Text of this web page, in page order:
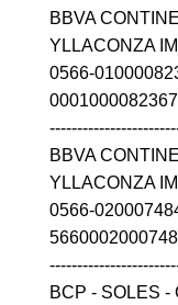
BBVA
YLLACONZA
0566-
BBVA
YLLACONZA
0566-
BCP - SOLES -